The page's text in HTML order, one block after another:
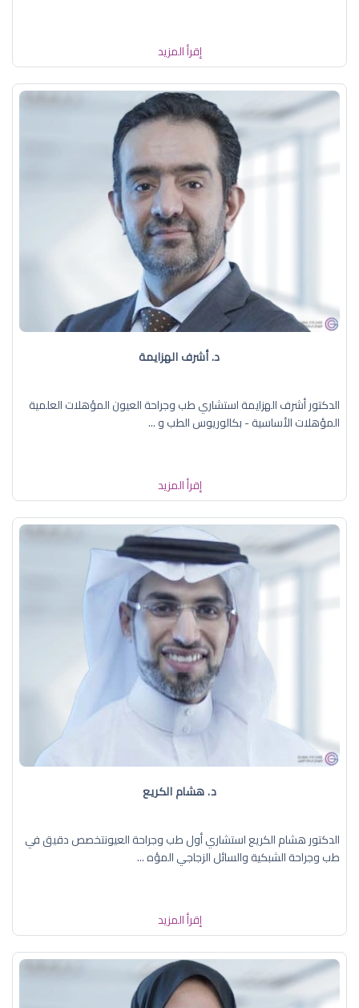
إقرأ المزيد
د. أشرف الهزايمة
الدكتور أشرف الهزايمة استشاري طب وجراحة العيون المؤهلات العلمية
المؤهلات الأساسية - بكالوريوس الطب و ...
إقرأ المزيد
د. هشام الكريع
الدكتور هشام الكريع استشاري أول طب وجراحة العيونتخصص دقيق في
طب وجراحة الشبكية والسائل الزجاجي المؤه ...
إقرأ المزيد